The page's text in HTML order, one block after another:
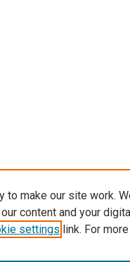
to make our site work.
content and your
settings link. For